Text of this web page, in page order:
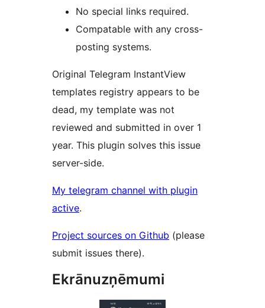
No special links required.
Compatable with any cross-
posting systems.
Original Telegram InstantView
templates registry appears to be
dead, my template was not
reviewed and submitted in over 1
year. This plugin solves this issue
server-side.
My telegram channel with plugin
active.
Project sources on Github (please
submit issues there).
Ekrānuzņēmumi